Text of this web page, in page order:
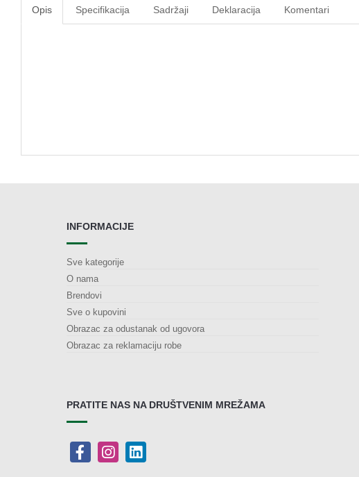
Opis Specifikacija Sadržaji Deklaracija Komentari
INFORMACIJE
Sve kategorije
O nama
Brendovi
Sve o kupovini
Obrazac za odustanak od ugovora
Obrazac za reklamaciju robe
PRATITE NAS NA DRUŠTVENIM MREŽAMA